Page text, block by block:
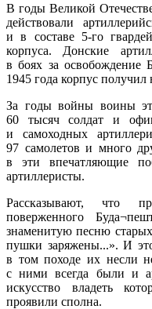
В годы Великой
действовали
и в составе 5-го
корпуса. Донские
в боях за освобождение
1945 года корпус
За годы войны воины
60 тысяч солдат и
и самоходных
97 самолетов и много
в эти впечатляющие
артиллеристы.
Рассказывают, что
поверженного
знаменитую песню
пушки заряжены...». И
в том походе их несли
с ними всегда были и
искусство владеть
проявили сполна.